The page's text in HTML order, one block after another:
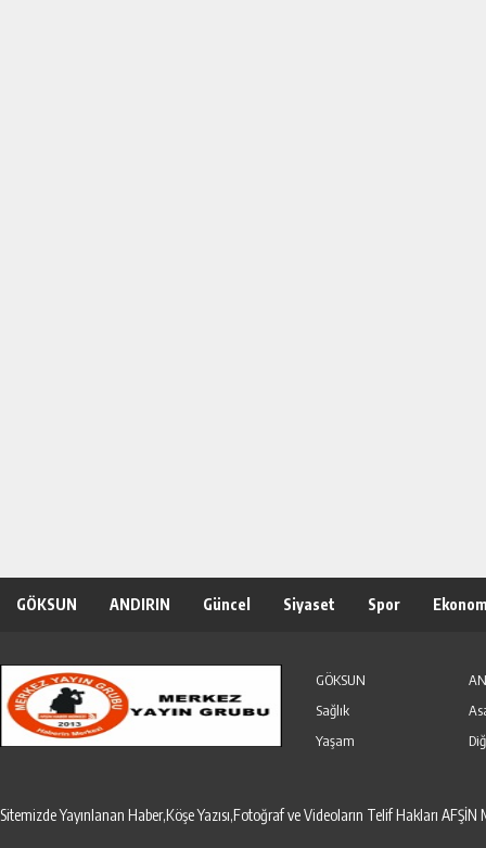
GÖKSUN ANDIRIN Güncel Siyaset Spor
GÖKSUN
Sağlık
Yaşam
Sitemizde Yayınlanan Haber,Köşe Yazısı,Fotoğraf ve Videoların Telif Hakları